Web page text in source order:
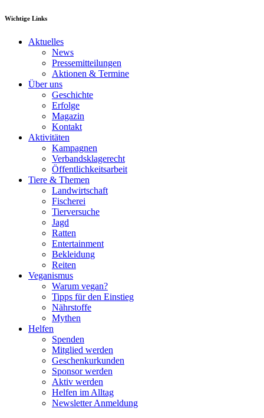
Wichtige Links
Aktuelles
News
Pressemitteilungen
Aktionen & Termine
Über uns
Geschichte
Erfolge
Magazin
Kontakt
Aktivitäten
Kampagnen
Verbandsklagerecht
Öffentlichkeitsarbeit
Tiere & Themen
Landwirtschaft
Fischerei
Tierversuche
Jagd
Ratten
Entertainment
Bekleidung
Reiten
Veganismus
Warum vegan?
Tipps für den Einstieg
Nährstoffe
Mythen
Helfen
Spenden
Mitglied werden
Geschenkurkunden
Sponsor werden
Aktiv werden
Helfen im Alltag
Newsletter Anmeldung